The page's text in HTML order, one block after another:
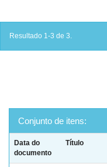
Resultado 1-3 de 3.
Conjunto de itens:
Data do
documento
Título